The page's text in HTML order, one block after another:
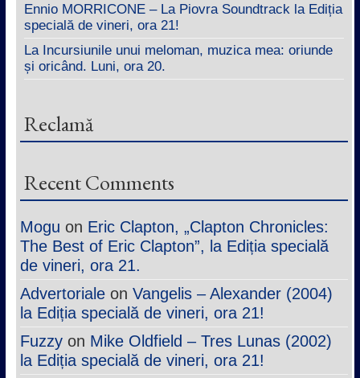
Ennio MORRICONE – La Piovra Soundtrack la Ediția
specială de vineri, ora 21!
La Incursiunile unui meloman, muzica mea: oriunde
și oricând. Luni, ora 20.
Reclamă
Recent Comments
Mogu on Eric Clapton, „Clapton Chronicles:
The Best of Eric Clapton”, la Ediția specială
de vineri, ora 21.
Advertorialeon Vangelis – Alexander (2004)
la Ediția specială de vineri, ora 21!
Fuzzyon Mike Oldfield – Tres Lunas (2002)
la Ediția specială de vineri, ora 21!